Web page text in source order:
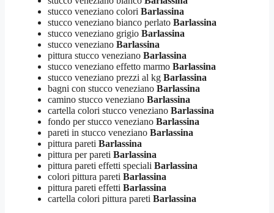
stucco veneziano colori Barlassina
stucco veneziano bianco perlato Barlassina
stucco veneziano grigio Barlassina
stucco veneziano Barlassina
pittura stucco veneziano Barlassina
stucco veneziano effetto marmo Barlassina
stucco veneziano prezzi al kg Barlassina
bagni con stucco veneziano Barlassina
camino stucco veneziano Barlassina
cartella colori stucco veneziano Barlassina
fondo per stucco veneziano Barlassina
pareti in stucco veneziano Barlassina
pittura pareti Barlassina
pittura per pareti Barlassina
pittura pareti effetti speciali Barlassina
colori pittura pareti Barlassina
pittura pareti effetti Barlassina
cartella colori pittura pareti Barlassina